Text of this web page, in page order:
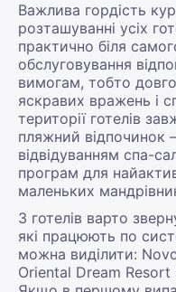
Важлива гордість
розташуванні усіх
практично біля
обслуговування
вимогам, тобто
яскравих вражень і
території готелів
пляжний відпочинок
відвідуванням спа-
програм для
маленьких
З готелів варто
які працюють по
можна виділити:
Oriental Dream Resort